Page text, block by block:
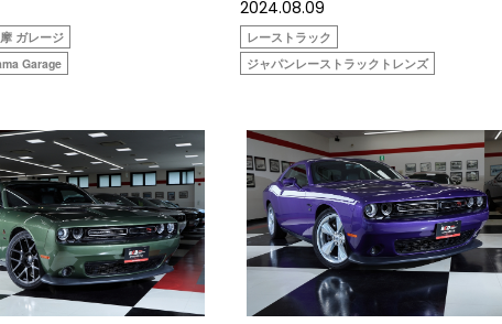
ガレージ
Garage
2024.08.09
レーストラック
ジャパンレーストラックトレンズ